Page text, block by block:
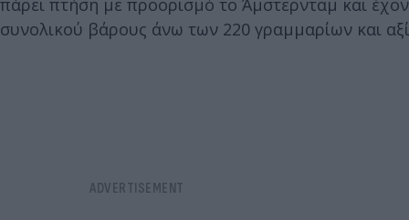
πάρει πτήση με προορισμό το Άμστερνταμ και
συνολικού βάρους άνω των 220 γραμμαρίων και